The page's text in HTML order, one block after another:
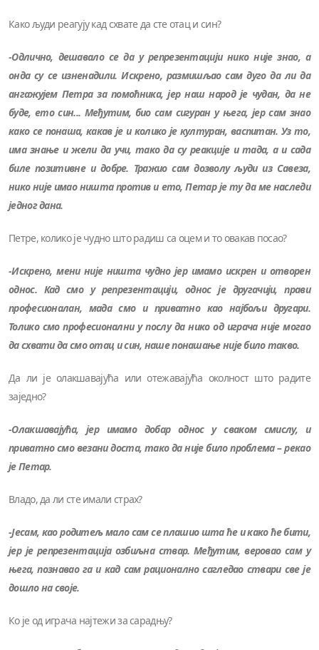
Како људи реагују кад схвате да сте отац и син?
-Одлично, дешавало се да у репрезентацији нико није знао, а
онда су се изненадили. Искрено, размишљао сам дуго да ли да
ангажујем Петра за помоћника, јер наш народ је чудан, да не
буде, ето син... Међутим, био сам сигуран у њега, јер сам знао
како се понаша, какав је и колико је културан, васпитан. Уз то,
има знање и жели да учи, тако да су реакције и тада, а и сада
биле позитивне и добре. Тражио сам дозволу људи из Савеза,
нико није имао ништа против и ето, Петар је ту да ме наследи
једног дана.
Петре, колико је чудно што радиш са оцем и то овакав посао?
-Искрено, мени није ништа чудно јер имамо искрен и отворен
однос. Кад смо у репрезентацији, однос је другачији, прави
професионалан, мада смо и приватно као најбољи другари.
Толико смо професионални у послу да нико од играча није могао
да схвати да смо отац и син, наше понашање није било такво.
Да ли је олакшавајућа или отежавајућа околност што радите
заједно?
-Олакшавајућа, јер имамо добар однос у сваком смислу, и
приватно смо везани доста, тако да није било проблема – рекао
је Петар.
Владо, да ли сте имали страх?
-Јесам, као родитељ мало сам се плашио шта ће и како ће бити,
јер је репрезентација озбиљна ствар. Међутим, веровао сам у
њега, познавао га и кад сам рационално сагледао ствари све је
дошло на своје.
Ко је од играча најтежи за сарадњу?